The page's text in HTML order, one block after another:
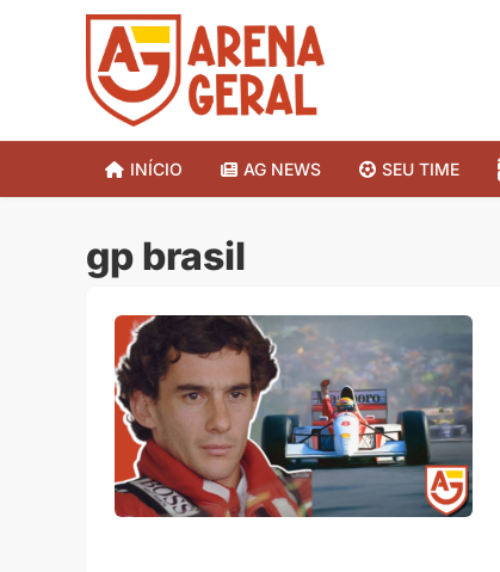
INÍCIO AG NEWS SEU TIME
gp brasil